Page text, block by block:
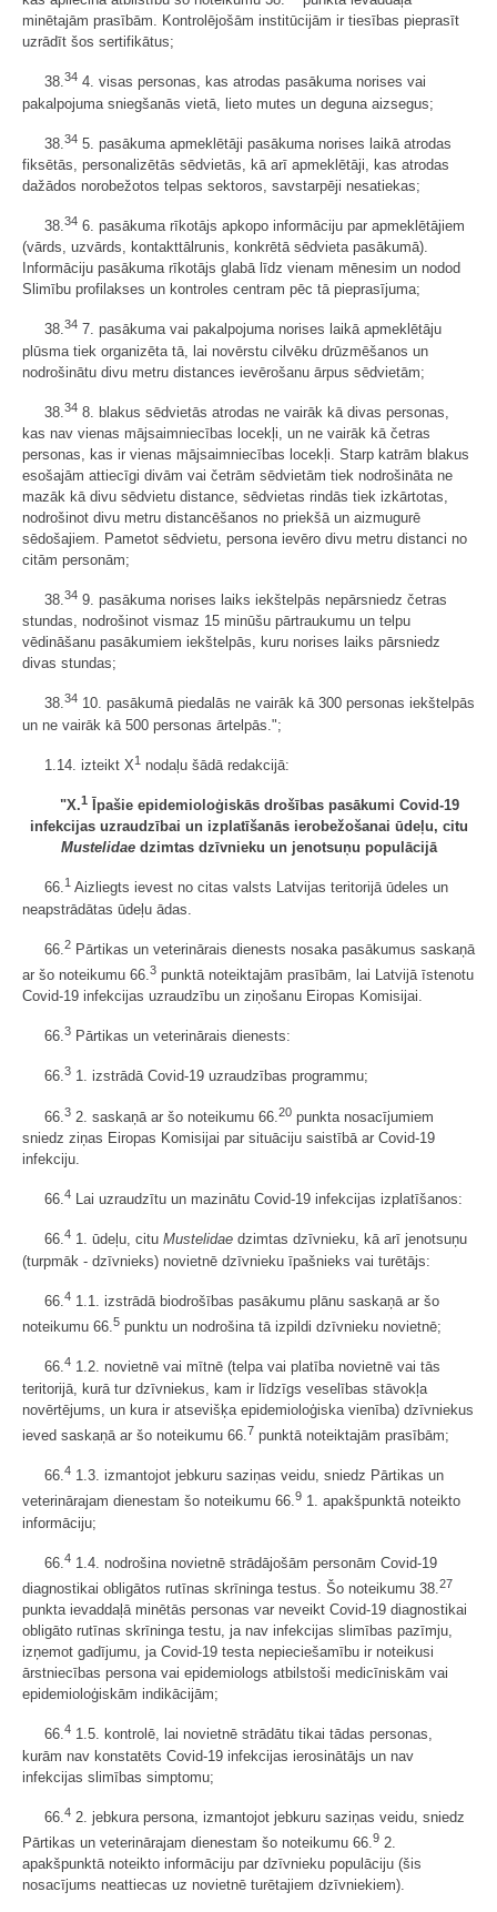
minētajām prasībām. Kontrolējošām institūcijām ir tiesības pieprasīt
uzrādīt šos sertifikātus;
38.34 4. visas personas, kas atrodas pasākuma norises vai
pakalpojuma sniegšanās vietā, lieto mutes un deguna aizsegus;
38. 34 5. pasākuma apmeklētāji pasākuma norises laikā atrodas
fiksētās, personalizētās sēdvietās, kā arī apmeklētāji, kas atrodas
dažādos norobežotos telpas sektoros, savstarpēji nesatiekas;
38.34 6. pasākuma rīkotājs apkopo informāciju par apmeklētājiem
(vārds, uzvārds, kontakttālrunis, konkrētā sēdvieta pasākumā).
Informāciju pasākuma rīkotājs glabā līdz vienam mēnesim un nodod
Slimību profilakses un kontroles centram pēc tā pieprasījuma;
38.34 7. pasākuma vai pakalpojuma norises laikā apmeklētāju
plūsma tiek organizēta tā, lai novērstu cilvēku drūzmēšanos un
nodrošinātu divu metru distances ievērošanu ārpus sēdvietām;
38. 34 8. blakus sēdvietās atrodas ne vairāk kā divas personas,
kas nav vienas mājsaimniecības locekļi, un ne vairāk kā četras
personas, kas ir vienas mājsaimniecības locekļi. Starp katrām blakus
esošajām attiecīgi divām vai četrām sēdvietām tiek nodrošināta ne
mazāk kā divu sēdvietu distance, sēdvietas rindās tiek izkārtotas,
nodrošinot divu metru distancēšanos no priekšā un aizmugurē
sēdošajiem. Pametot sēdvietu, persona ievēro divu metru distanci no
citām personām;
38.34 9. pasākuma norises laiks iekštelpās nepārsniedz četras
stundas, nodrošinot vismaz 15 minūšu pārtraukumu un telpu
vēdināšanu pasākumiem iekštelpās, kuru norises laiks pārsniedz
divas stundas;
38.34 10. pasākumā piedalās ne vairāk kā 300 personas iekštelpās
un ne vairāk kā 500 personas ārtelpās.";
1.14. izteikt X1 nodaļu šādā redakcijā:
"X.1
Īpašie epidemioloģiskās drošības pasākumi Covid-19
infekcijas uzraudzībai un izplatīšanās ierobežošanai ūdeļu, citu
Mustelidaedzimtas dzīvnieku un jenotsuņu populācijā
66.1 Aizliegts ievest no citas valsts Latvijas teritorijā ūdeles un
neapstrādātas ūdeļu ādas.
66. 2 Pārtikas un veterinārais dienests nosaka pasākumus saskaņā
ar šo noteikumu 66.3 punktā noteiktajām prasībām, lai Latvijā īstenotu
Covid-19 infekcijas uzraudzību un ziņošanu Eiropas Komisijai.
66.3 Pārtikas un veterinārais dienests:
66.3 1. izstrādā Covid-19 uzraudzības programmu;
66.3 2. saskaņā ar šo noteikumu 66.20 punkta nosacījumiem
sniedz ziņas Eiropas Komisijai par situāciju saistībā ar Covid-19
infekciju.
66.4 Lai uzraudzītu un mazinātu Covid-19 infekcijas izplatīšanos:
66.4 1. ūdeļu, citu Mustelidae dzimtas dzīvnieku, kā arī jenotsuņu
(turpmāk - dzīvnieks) novietnē dzīvnieku īpašnieks vai turētājs:
66.4 1.1. izstrādā biodrošības pasākumu plānu saskaņā ar šo
noteikumu 66.5 punktu un nodrošina tā izpildi dzīvnieku novietnē;
66.4 1.2. novietnē vai mītnē (telpa vai platība novietnē vai tās
teritorijā, kurā tur dzīvniekus, kam ir līdzīgs veselības stāvokļa
novērtējums, un kura ir atsevišķa epidemioloģiska vienība) dzīvniekus
ieved saskaņā ar šo noteikumu 66.7 punktā noteiktajām prasībām;
66.4 1.3. izmantojot jebkuru saziņas veidu, sniedz Pārtikas un
veterinārajam dienestam šo noteikumu 66.9 1. apakšpunktā noteikto
informāciju;
66.4 1.4. nodrošina novietnē strādājošām personām Covid-19
diagnostikai obligātos rutīnas skrīninga testus. Šo noteikumu 38.27
punkta ievaddaļā minētās personas var neveikt Covid-19 diagnostikai
obligāto rutīnas skrīninga testu, ja nav infekcijas slimības pazīmju,
izņemot gadījumu, ja Covid-19 testa nepieciešamību ir noteikusi
ārstniecības persona vai epidemiologs atbilstoši medicīniskām vai
epidemioloģiskām indikācijām;
66.4 1.5. kontrolē, lai novietnē strādātu tikai tādas personas,
kurām nav konstatēts Covid-19 infekcijas ierosinātājs un nav
infekcijas slimības simptomu;
66.4 2. jebkura persona, izmantojot jebkuru saziņas veidu, sniedz
Pārtikas un veterinārajam dienestam šo noteikumu 66.9 2.
apakšpunktā noteikto informāciju par dzīvnieku populāciju (šis
nosacījums neattiecas uz novietnē turētajiem dzīvniekiem).